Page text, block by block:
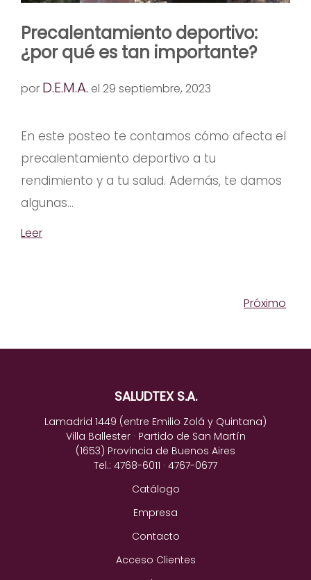
Precalentamiento deportivo:
¿por qué es tan importante?
por D.E.M.A. el 29 septiembre, 2023
En este posteo te contamos cómo afecta el
precalentamiento deportivo a tu
rendimiento y a tu salud. Además, te damos
algunas...
Leer
Próximo
SALUDTEX S.A.
Lamadrid 1449 (entre Emilio Zolá y Quintana)
Villa Ballester · Partido de San Martín
(1653) Provincia de Buenos Aires
Tel.: 4768-6011 · 4767-0677
Catálogo
Empresa
Contacto
Acceso Clientes